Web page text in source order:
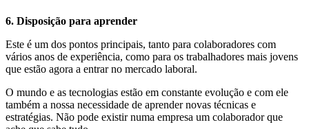
6. Disposição para aprender
Este é um dos pontos principais, tanto para colaboradores com
vários anos de experiência, como para os trabalhadores mais jovens
que estão agora a entrar no mercado laboral.
O mundo e as tecnologias estão em constante evolução e com ele
também a nossa necessidade de aprender novas técnicas e
estratégias. Não pode existir numa empresa um colaborador que